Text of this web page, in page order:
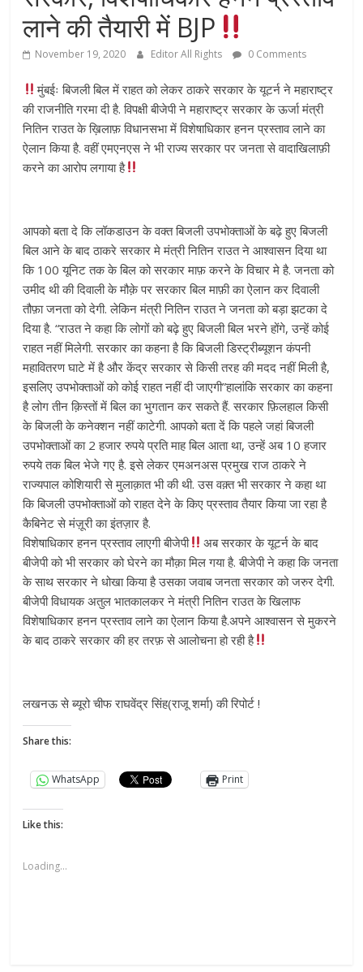
लाने की तैयारी में BJP
November 19, 2020 Editor All Rights 0 Comments
मुंबईः बिजली बिल में राहत को लेकर ठाकरे सरकार के यूटर्न ने महाराष्ट्र
की राजनीति गरमा दी है. विपक्षी बीजेपी ने महाराष्ट्र सरकार के ऊर्जा मंत्री
नितिन राउत के ख़िलाफ़ विधानसभा में विशेषाधिकार हनन प्रस्ताव लाने का
ऐलान किया है. वहीं एमएनएस ने भी राज्य सरकार पर जनता से वादाखिलाफ़ी
करने का आरोप लगाया है
आपको बता दे कि लॉकडाउन के वक्त बिजली उपभोक्ताओं के बढ़े हुए बिजली
बिल आने के बाद ठाकरे सरकार मे मंत्री नितिन राउत ने आश्वासन दिया था
कि 100 यूनिट तक के बिल को सरकार माफ़ करने के विचार मे है. जनता को
उमीद थी की दिवाली के मौक़े पर सरकार बिल माफ़ी का ऐलान कर दिवाली
तौफ़ा जनता को देगी. लेकिन मंत्री नितिन राउत ने जनता को बड़ा झटका दे
दिया है. “राउत ने कहा कि लोगों को बढ़े हुए बिजली बिल भरने होंगे, उन्हें कोई
राहत नहीं मिलेगी. सरकार का कहना है कि बिजली डिस्ट्रीब्यूशन कंपनी
महावितरण घाटे में है और केंद्र सरकार से किसी तरह की मदद नहीं मिली है,
इसलिए उपभोक्ताओं को कोई राहत नहीं दी जाएगी”हालांकि सरकार का कहना
है लोग तीन क़िस्तों में बिल का भुगतान कर सकते हैं. सरकार फ़िलहाल किसी
के बिजली के कनेक्शन नहीं काटेगी. आपको बता दें कि पहले जहां बिजली
उपभोक्ताओं का 2 हजार रुपये प्रति माह बिल आता था, उन्हें अब 10 हजार
रुपये तक बिल भेजे गए है. इसे लेकर एमअनअस प्रमुख राज ठाकरे ने
राज्यपाल कोशियारी से मुलाक़ात भी की थी. उस वक़्त भी सरकार ने कहा था
कि बिजली उपभोक्ताओं को राहत देने के किए प्रस्ताव तैयार किया जा रहा है
कैबिनेट से मंज़ूरी का इंतज़ार है.
विशेषाधिकार हनन प्रस्ताव लाएगी बीजेपी
अब सरकार के यूटर्न के बाद
बीजेपी को भी सरकार को घेरने का मौक़ा मिल गया है. बीजेपी ने कहा कि जनता
के साथ सरकार ने धोखा किया है उसका जवाब जनता सरकार को जरुर देगी.
बीजेपी विधायक अतुल भातकालकर ने मंत्री नितिन राउत के खिलाफ
विशेषाधिकार हनन प्रस्ताव लाने का ऐलान किया है.अपने आश्वासन से मुकरने
के बाद ठाकरे सरकार की हर तरफ़ से आलोचना हो रही है
लखनऊ से ब्यूरो चीफ राघवेंद्र सिंह(राजू शर्मा) की रिपोर्ट !
Share this:
WhatsApp Print
Like this:
Loading...